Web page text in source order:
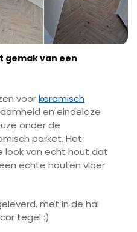
gemak van een
voorkeramisch
en eindeloze
onder de
parket. Het
look van echt hout dat
echte houten vloer
met in de hal
tegel :)